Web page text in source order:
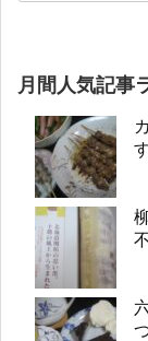
月間人気記事